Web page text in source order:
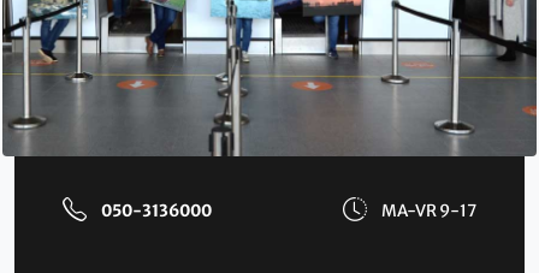
050-3136000 MA-VR 9-17